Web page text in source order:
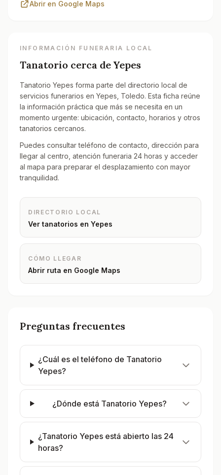
Abrir en Google Maps
INFORMACIÓN FUNERARIA LOCAL
Tanatorio cerca de Yepes
Tanatorio Yepes forma parte del directorio local de
servicios funerarios en Yepes, Toledo. Esta ficha reúne
la información práctica que más se necesita en un
momento urgente: ubicación, contacto, horarios y otros
tanatorios cercanos.
Puedes consultar teléfono de contacto, dirección para
llegar al centro, atención funeraria 24 horas y acceder
al mapa para preparar el desplazamiento con mayor
tranquilidad.
DIRECTORIO LOCAL
Ver tanatorios en Yepes
CÓMO LLEGAR
Abrir ruta en Google Maps
Preguntas frecuentes
¿Cuál es el teléfono de Tanatorio
Yepes?
¿Dónde está Tanatorio Yepes?
¿Tanatorio Yepes está abierto las 24
horas?